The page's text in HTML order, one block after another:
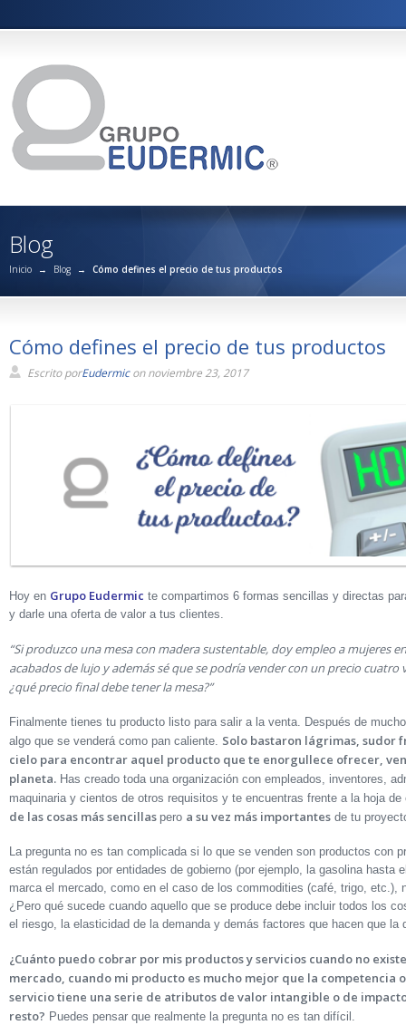
Blog
Inicio → Blog → Cómo defines el precio de tus productos
Cómo defines el precio de tus productos
Escrito porEudermicon noviembre 23, 2017
Hoy en Grupo Eudermic te compartimos 6 formas sencillas y directas
y darle una oferta de valor a tus clientes.
“Si produzco una mesa con madera sustentable, doy empleo a mujeres
acabados de lujo y además sé que se podría vender con un precio cuatro
¿qué precio final debe tener la mesa?”
Finalmente tienes tu producto listo para salir a la venta. Después de
algo que se venderá como pan caliente. Solo bastaron lágrimas, sudor
cielo para encontrar aquel producto que te enorgullece ofrecer,
planeta. Has creado toda una organización con empleados, inventores,
maquinaria y cientos de otros requisitos y te encuentras frente a la hoja
de las cosas más sencillas pero a su vez más importantes de tu
La pregunta no es tan complicada si lo que se venden son productos con
están regulados por entidades de gobierno (por ejemplo, la gasolina hasta
marca el mercado, como en el caso de los commodities (café, trigo, etc.),
¿Pero qué sucede cuando aquello que se produce debe incluir todos los
el riesgo, la elasticidad de la demanda y demás factores que hacen que la
¿Cuánto puedo cobrar por mis productos y servicios cuando no
mercado, cuando mi producto es mucho mejor que la competencia
servicio tiene una serie de atributos de valor intangible o de
resto? Puedes pensar que realmente la pregunta no es tan difícil.